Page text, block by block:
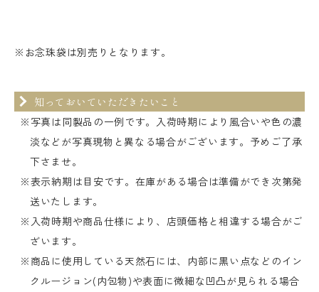
※お念珠袋は別売りとなります。
知っておいていただきたいこと
※写真は同製品の一例です。入荷時期により風合いや色の濃
淡などが写真現物と異なる場合がございます。予めご了承
下さませ。
※表示納期は目安です。在庫がある場合は準備ができ次第発
送いたします。
※入荷時期や商品仕様により、店頭価格と相違する場合がご
ざいます。
※商品に使用している天然石には、内部に黒い点などのイン
クルージョン(内包物)や表面に微細な凹凸が見られる場合